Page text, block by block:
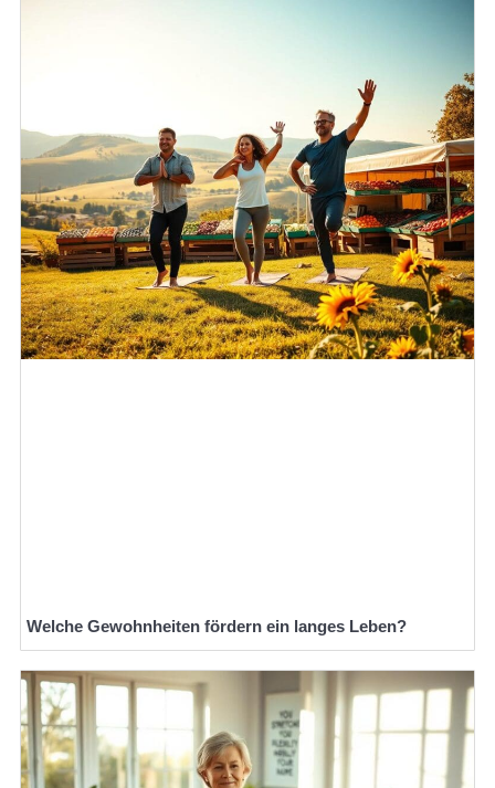
Welche Gewohnheiten fördern ein langes Leben?